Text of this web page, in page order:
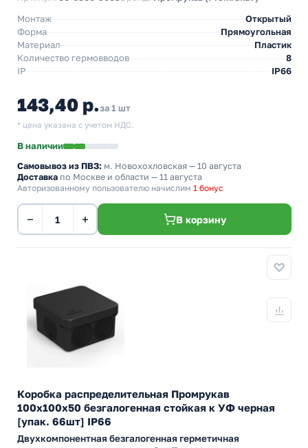
Монтаж
Открытый
Форма
Прямоугольная
Материал
Пластик
Количество гермовводов
8
IP
IP66
143,40 р.за 1 шт
* цена указана с учетом НДС.
В наличии
Самовывоз из ПВЗ: м. Новохохловская — 10 августа
Доставка по Москве и области — 11 августа
Авторизованному пользователю начислим 1 бонус
− + В корзину
Коробка распределительная Промрукав
100х100х50 безгалогенная стойкая к УФ черная
[упак. 66шт] IP66
Двухкомпонентная безгалогенная герметичная